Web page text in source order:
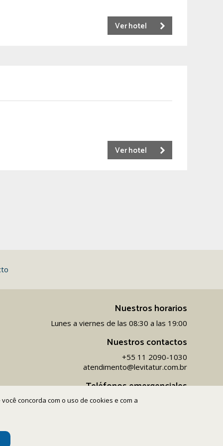
concorda com o uso de cookies e com a
Ver hotel
Ver hotel
Nuestros horarios
Lunes a viernes de las 08:30 a las 19:00
Nuestros contactos
+55 11 2090-1030
atendimento@levitatur.com.br
Teléfonos emergenciales
+55 11 9 9154-1096‬